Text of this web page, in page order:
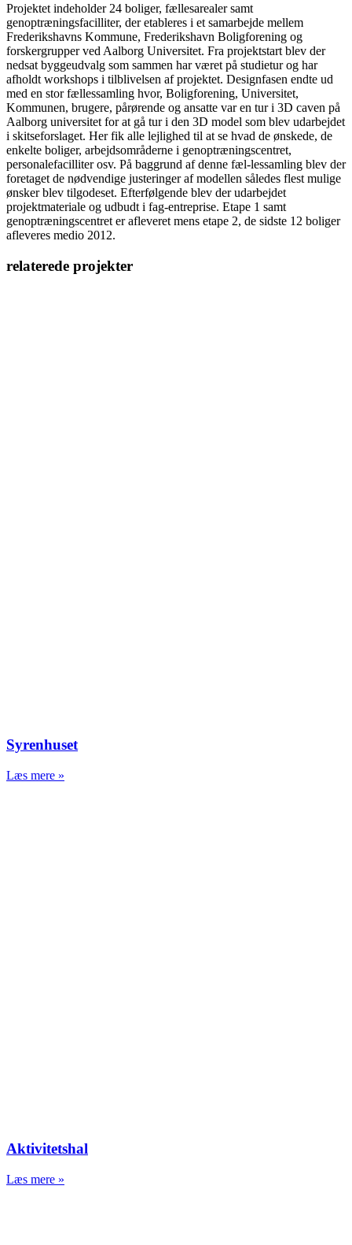
Projektet indeholder 24 boliger, fællesarealer samt
genoptræningsfacilliter, der etableres i et samarbejde mellem
Frederikshavns Kommune, Frederikshavn Boligforening og
forskergrupper ved Aalborg Universitet. Fra projektstart blev der
nedsat byggeudvalg som sammen har været på studietur og har
afholdt workshops i tilblivelsen af projektet. Designfasen endte ud
med en stor fællessamling hvor, Boligforening, Universitet,
Kommunen, brugere, pårørende og ansatte var en tur i 3D caven på
Aalborg universitet for at gå tur i den 3D model som blev udarbejdet
i skitseforslaget. Her fik alle lejlighed til at se hvad de ønskede, de
enkelte boliger, arbejdsområderne i genoptræningscentret,
personalefacilliter osv. På baggrund af denne fæl-lessamling blev der
foretaget de nødvendige justeringer af modellen således flest mulige
ønsker blev tilgodeset. Efterfølgende blev der udarbejdet
projektmateriale og udbudt i fag-entreprise. Etape 1 samt
genoptræningscentret er afleveret mens etape 2, de sidste 12 boliger
afleveres medio 2012.
relaterede projekter
Syrenhuset
Læs mere »
Aktivitetshal
Læs mere »